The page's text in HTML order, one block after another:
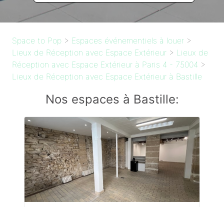
Space to Pop > Espaces événementiels à louer >
Lieux de Réception avec Espace Extérieur > Lieux de
Réception avec Espace Extérieur à Paris 4 - 75004 >
Lieux de Réception avec Espace Extérieur à Bastille
Nos espaces à Bastille: